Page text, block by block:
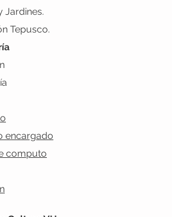
Jardines.
Tepusco.
encargado
computo